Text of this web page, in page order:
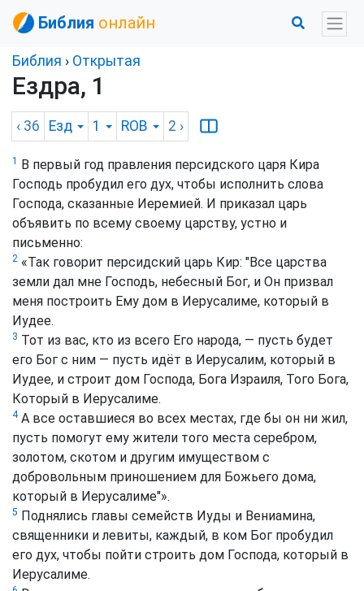
Библия онлайн
Библия › Открытая
Ездра, 1
‹ 36 Езд 1 ROB 2 ›
1
В первый год правления персидского царя Кира
Господь пробудил его дух, чтобы исполнить слова
Господа, сказанные Иеремией. И приказал царь
объявить по всему своему царству, устно и
письменно:
2 «Так говорит персидский царь Кир: "Все царства
земли дал мне Господь, небесный Бог, и Он призвал
меня построить Ему дом в Иерусалиме, который в
Иудее.
3 Тот из вас, кто из всего Его народа, — пусть будет
его Бог с ним — пусть идёт в Иерусалим, который в
Иудее, и строит дом Господа, Бога Израиля, Того Бога,
Который в Иерусалиме.
4А все оставшиеся во всех местах, где бы он ни жил,
пусть помогут ему жители того места серебром,
золотом, скотом и другим имуществом с
добровольным приношением для Божьего дома,
который в Иерусалиме"».
5 Поднялись главы семейств Иуды и Вениамина,
священники и левиты, каждый, в ком Бог пробудил
его дух, чтобы пойти строить дом Господа, который в
Иерусалиме.